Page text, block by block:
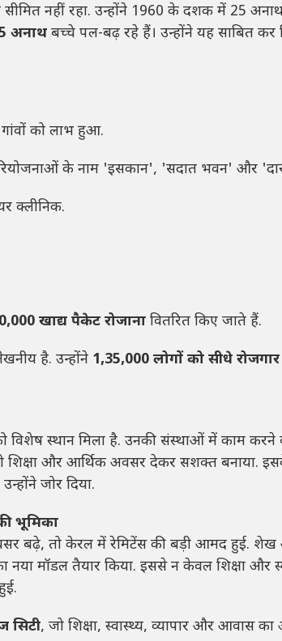
नहीं रहा. उन्होंने 1960 के दशक में 25
अनाथ बच्चे पल-बढ़ रहे हैं। उन्होंने यह साबित कर
को लाभ हुआ.
के नाम 'इसकान', 'सदात भवन' और
क्लीनिक.
खाद्य पैकेट रोजाना वितरित किए जाते हैं.
है. उन्होंने 1,35,000 लोगों को सीधे रोजगार
स्थान मिला है. उनकी संस्थाओं में काम करने
शिक्षा और आर्थिक अवसर देकर सशक्त बनाया.
जोर दिया.
भूमिका
बढ़े, तो केरल में रेमिटेंस की बड़ी आमद हुई.
मॉडल तैयार किया. इससे न केवल शिक्षा और
सिटी, जो शिक्षा, स्वास्थ्य, व्यापार और आवास